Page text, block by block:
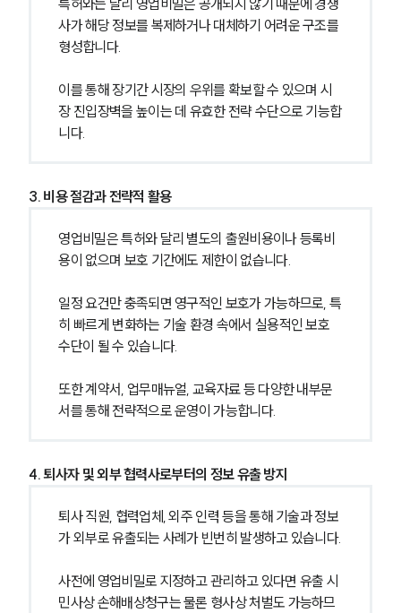
사가 해당 정보를 복제하거나 대체하기 어려운 구조를
형성합니다.
이를 통해 장기간 시장의 우위를 확보할 수 있으며 시
장 진입장벽을 높이는 데 유효한 전략 수단으로 기능합
니다.
3. 비용 절감과 전략적 활용
영업비밀은 특허와 달리 별도의 출원비용이나 등록비
용이 없으며 보호 기간에도 제한이 없습니다.
일정 요건만 충족되면 영구적인 보호가 가능하므로, 특
히 빠르게 변화하는 기술 환경 속에서 실용적인 보호
수단이 될 수 있습니다.
또한 계약서, 업무매뉴얼, 교육자료 등 다양한 내부문
서를 통해 전략적으로 운영이 가능합니다.
4. 퇴사자 및 외부 협력사로부터의 정보 유출 방지
퇴사 직원, 협력업체, 외주 인력 등을 통해 기술과 정보
가 외부로 유출되는 사례가 빈번히 발생하고 있습니다.
사전에 영업비밀로 지정하고 관리하고 있다면 유출 시
민사상 손해배상청구는 물론 형사상 처벌도 가능하므